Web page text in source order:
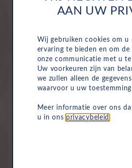
669AAN UW
Wij gebruiken cookies om u
ervaring te bieden en om de
onze communicatie met u
Uw voorkeuren zijn van
we zullen alleen de
waarvoor u uw
Meer informatie over ons
u in ons privacybeleid